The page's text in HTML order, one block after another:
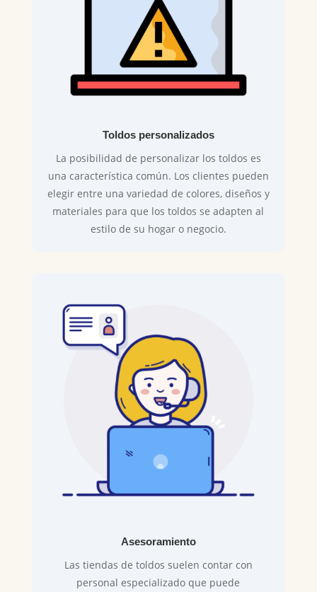
Toldos personalizados
La posibilidad de personalizar los toldos es
una característica común. Los clientes pueden
elegir entre una variedad de colores, diseños y
materiales para que los toldos se adapten al
estilo de su hogar o negocio.
Asesoramiento
Las tiendas de toldos suelen contar con
personal especializado que puede